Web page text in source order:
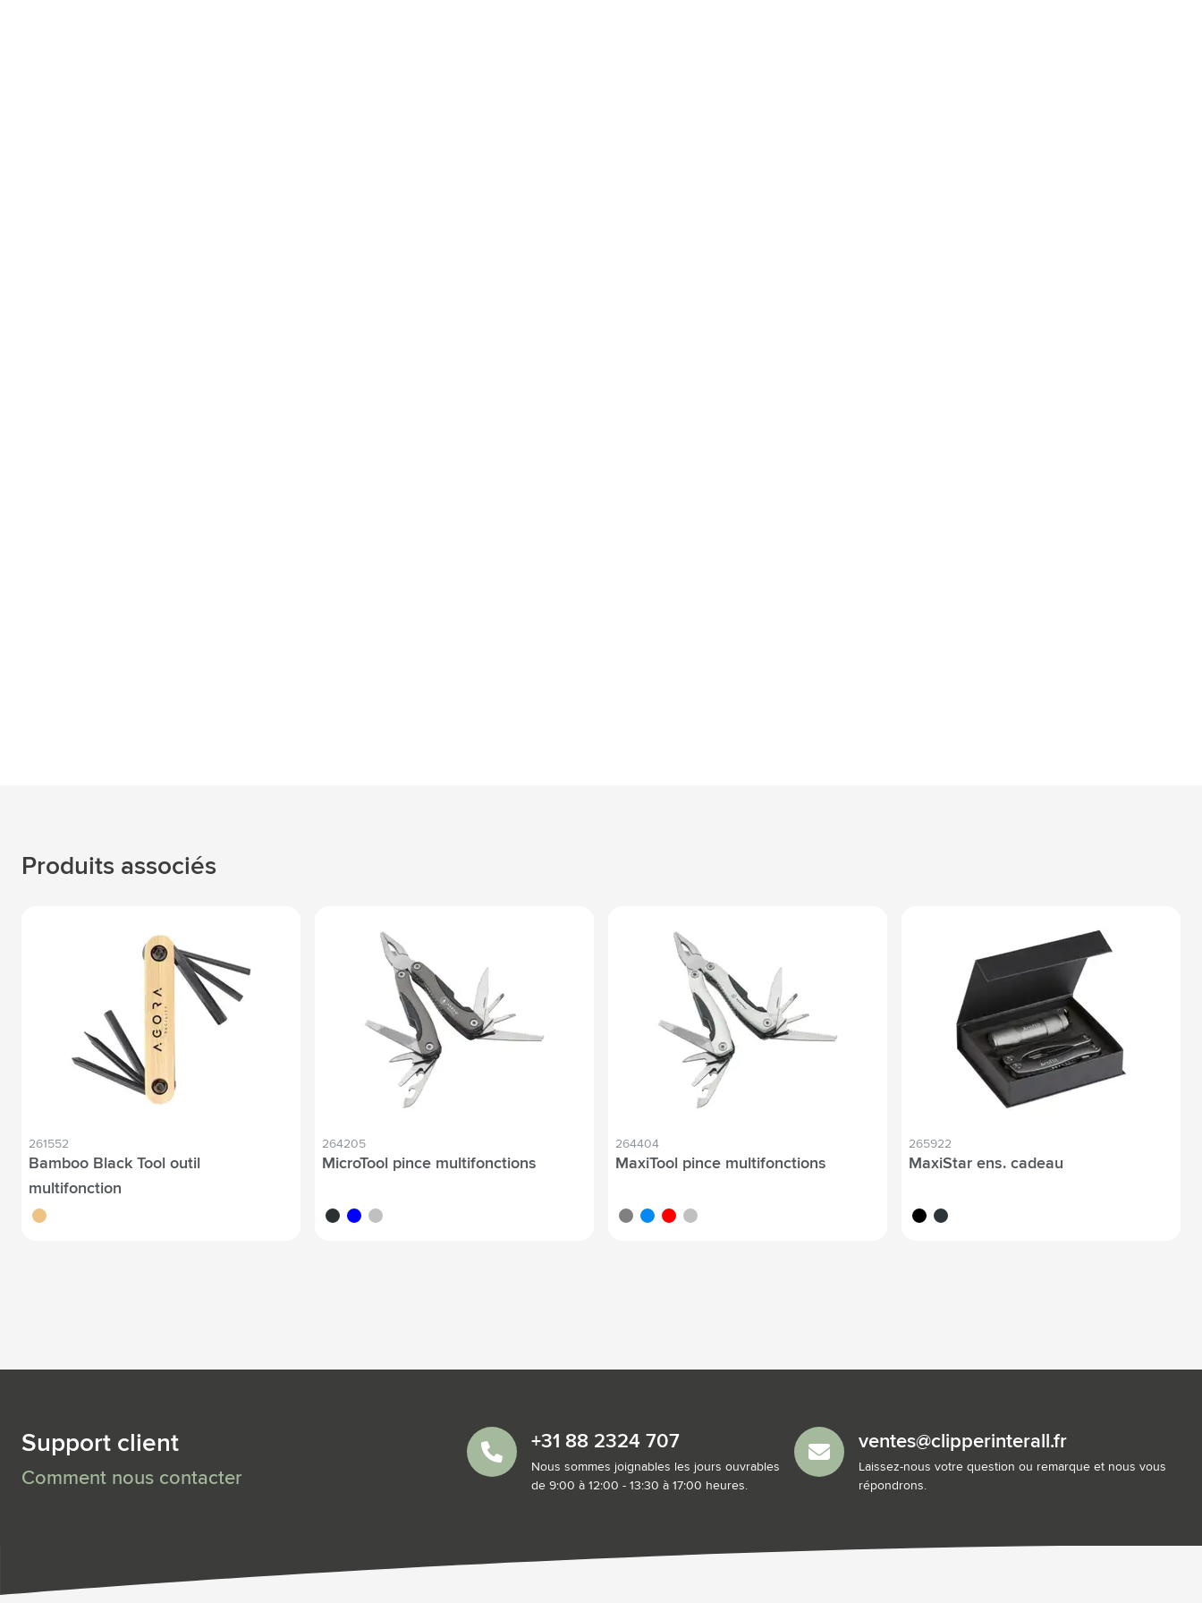
Produits associés
261552
Bamboo Black Tool outil
multifonction
brun
264205
MicroTool pince multifonctions
anthracite
bleu argenté
264404
MaxiTool pince multifonctions
gris bleu rougeargenté
265922
MaxiStar ens. cadeau
noir gun métal
Support client
Comment nous contacter
+31 88 2324 707
Nous sommes joignables les jours ouvrables
de 9:00 à 12:00 - 13:30 à 17:00 heures.
ventes@clipperinterall.fr
Laissez-nous votre question ou remarque et nous vous
répondrons.